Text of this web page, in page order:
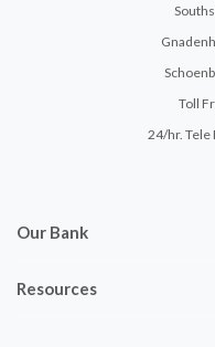
Toll
24/hr. Tele
Our Bank
Resources